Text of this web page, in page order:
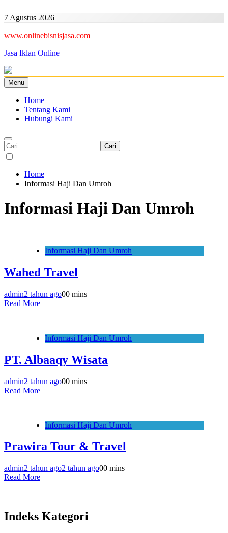
to
7 Agustus 2026
www.onlinebisnisjasa.com
Jasa Iklan Online
Menu
Home
Tentang Kami
Hubungi Kami
Cari
untuk:
Home
Informasi Haji Dan Umroh
Informasi Haji Dan Umroh
Informasi Haji Dan Umroh
Wahed Travel
admin2 tahun ago00 mins
Read More
Informasi Haji Dan Umroh
PT. Albaaqy Wisata
admin2 tahun ago00 mins
Read More
Informasi Haji Dan Umroh
Prawira Tour & Travel
admin2 tahun ago2 tahun ago00 mins
Read More
Indeks Kategori